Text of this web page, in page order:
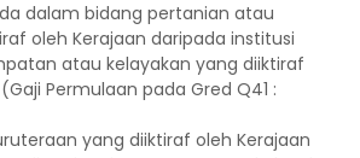
dalam bidang pertanian atau
oleh Kerajaan daripada institusi
atau kelayakan yang diiktiraf
Permulaan pada Gred Q41 :
yang diiktiraf oleh Kerajaan